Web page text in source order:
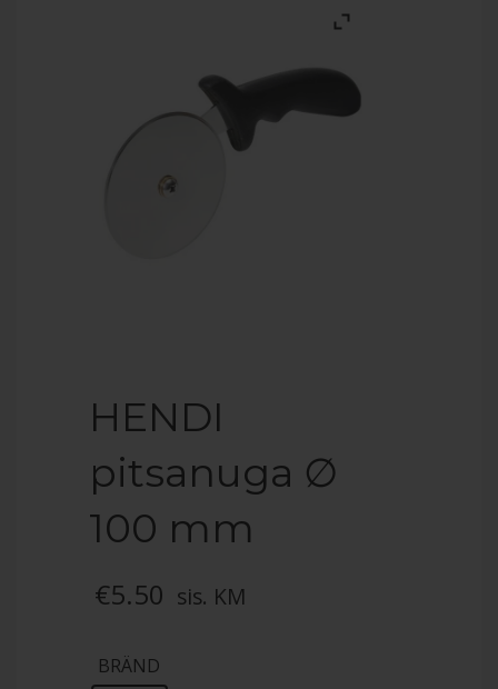
HENDI
pitsanuga ∅
100 mm
€5.50 sis. KM
BRÄND